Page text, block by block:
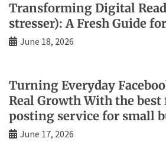
Transforming Digital
stresser): A Fresh Guide
June 18, 2026
Turning Everyday
Real Growth With the best
posting service for small
June 17, 2026